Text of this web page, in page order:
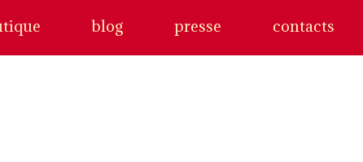
blog presse contacts